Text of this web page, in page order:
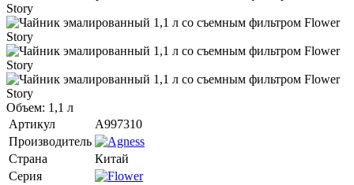
Объем: 1,1 л
Артикул
A997310
Производитель
Страна
Китай
Серия